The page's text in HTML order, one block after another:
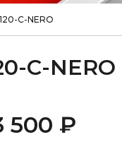
C-NERO
C-NERO
500 ₽